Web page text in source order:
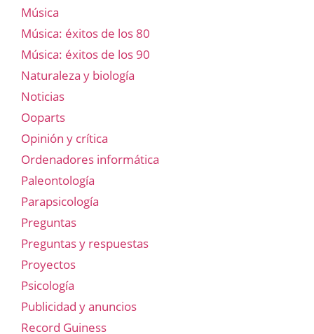
Música
Música: éxitos de los 80
Música: éxitos de los 90
Naturaleza y biología
Noticias
Ooparts
Opinión y crítica
Ordenadores informática
Paleontología
Parapsicología
Preguntas
Preguntas y respuestas
Proyectos
Psicología
Publicidad y anuncios
Record Guiness